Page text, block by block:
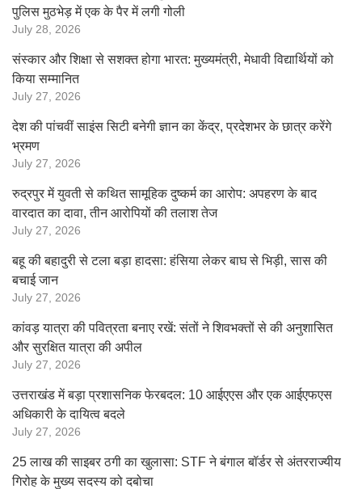
पुलिस मुठभेड़ में एक के पैर में लगी गोली
July 28, 2026
संस्कार और शिक्षा से सशक्त होगा भारत: मुख्यमंत्री, मेधावी विद्यार्थियों को
किया सम्मानित
July 27, 2026
देश की पांचवीं साइंस सिटी बनेगी ज्ञान का केंद्र, प्रदेशभर के छात्र करेंगे
भ्रमण
July 27, 2026
रुद्रपुर में युवती से कथित सामूहिक दुष्कर्म का आरोप: अपहरण के बाद
वारदात का दावा, तीन आरोपियों की तलाश तेज
July 27, 2026
बहू की बहादुरी से टला बड़ा हादसा: हंसिया लेकर बाघ से भिड़ी, सास की
बचाई जान
July 27, 2026
कांवड़ यात्रा की पवित्रता बनाए रखें: संतों ने शिवभक्तों से की अनुशासित
और सुरक्षित यात्रा की अपील
July 27, 2026
उत्तराखंड में बड़ा प्रशासनिक फेरबदल: 10 आईएएस और एक आईएफएस
अधिकारी के दायित्व बदले
July 27, 2026
25 लाख की साइबर ठगी का खुलासा: STF ने बंगाल बॉर्डर से अंतरराज्यीय
गिरोह के मुख्य सदस्य को दबोचा